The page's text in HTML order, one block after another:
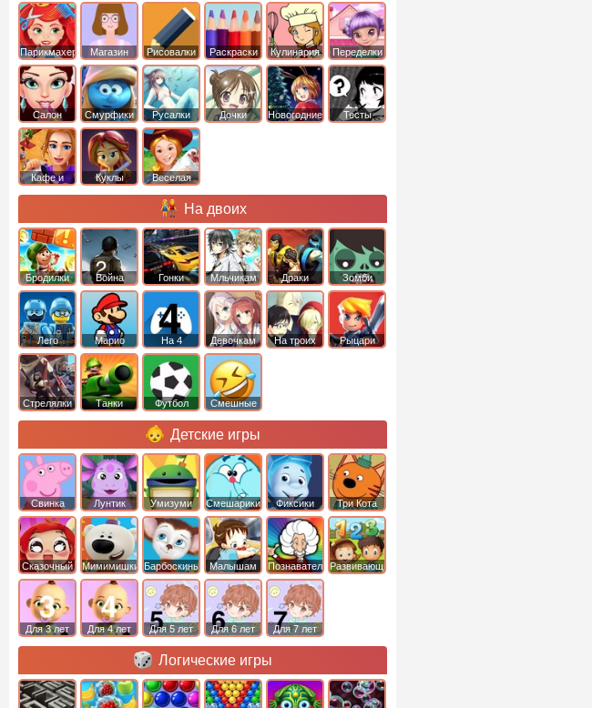
Парикмахер Магазин Рисовалки Раскраски Кулинария Переделки
Салон Смурфики Русалки Дочки Новогодние Тесты
Кафе и
Куклы
Веселая
На двоих
Бродилки Война Гонки Мльчикам Драки Зомби
Лего Марио На 4 Девочкам На троих Рыцари
Стрелялки Танки Футбол Смешные
Детские игры
Свинка
Пеппа
Лунтик Умизуми Смешарики Фиксики Три Кота
Сказочный
патруль
Мимимишки Барбоскины Малышам ПознавательныеРазвивающие
Для 3 лет Для 4 лет Для 5 лет Для 6 лет Для 7 лет
Логические игры